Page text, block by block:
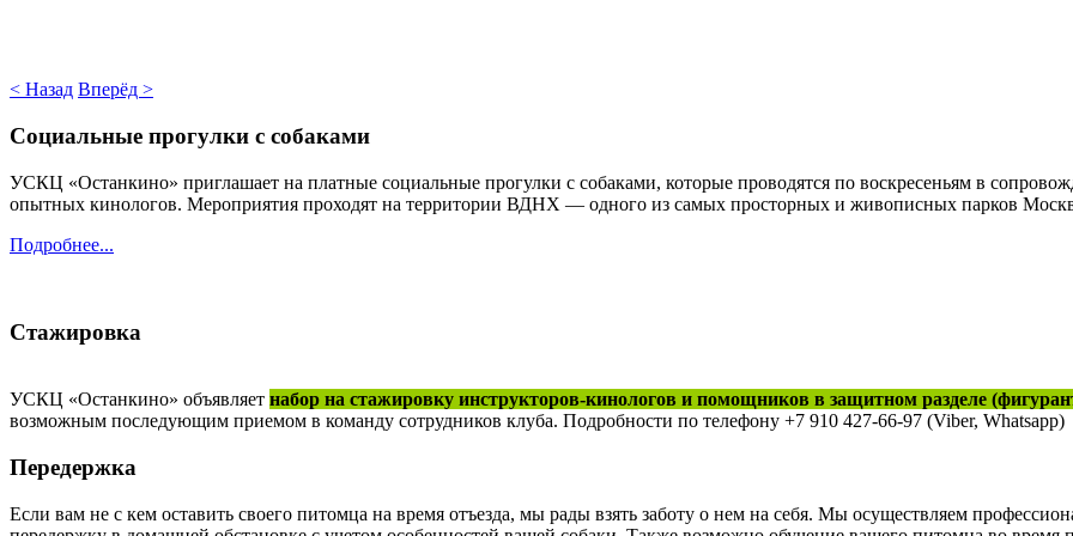
< Назад Вперёд >
Социальные прогулки с собаками
УСКЦ «Останкино» приглашает на платные социальные прогулки с собаками, которые проводятся по воскресеньям в
опытных кинологов. Мероприятия проходят на территории ВДНХ — одного из самых просторных и живописных парков
Подробнее...
Стажировка
УСКЦ «Останкино» объявляет набор на стажировку инструкторов-кинологов и помощников в защитном разделе
возможным последующим приемом в команду сотрудников клуба. Подробности по телефону +7 910 427-66-97 (Viber, Whatsapp)
Передержка
Если вам не с кем оставить своего питомца на время отъезда, мы рады взять заботу о нем на себя. Мы осуществляем